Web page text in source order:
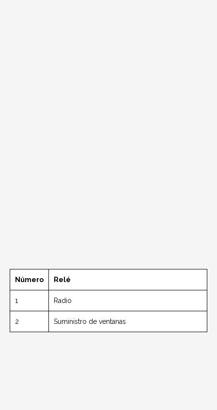
Número Relé
1 Radio
2 Suministro de ventanas